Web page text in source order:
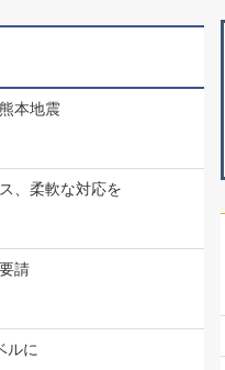
本地震
、柔軟な対応を
請
ルに